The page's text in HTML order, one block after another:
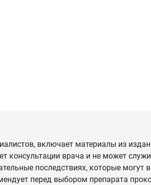
включает материалы из
врача и не может
последствиях, которые могут
перед выбором препарата